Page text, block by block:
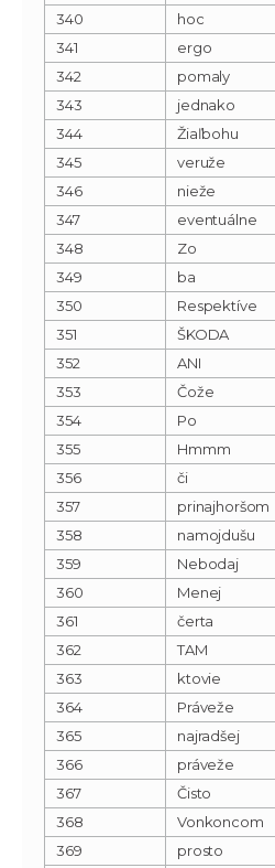
340
hoc
341
ergo
342
pomaly
343
jednako
344
Žiaľbohu
345
veruže
346
nieže
347
eventuálne
348
Zo
349
ba
350
Respektíve
351
ŠKODA
352
ANI
353
Čože
354
Po
355
Hmmm
356
či
357
prinajhoršom
358
namojdušu
359
Nebodaj
360
Menej
361
čerta
362
TAM
363
ktovie
364
Práveže
365
najradšej
366
práveže
367
Čisto
368
Vonkoncom
369
prosto